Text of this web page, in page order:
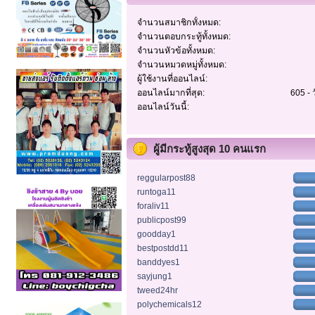
จำนวนสมาชิกทั้งหมด:
จำนวนตอบกระทู้ทั้งหมด:
จำนวนหัวข้อทั้งหมด:
จำนวนหมวดหมู่ทั้งหมด:
ผู้ใช้งานที่ออนไลน์:
ออนไลน์มากที่สุด:
605 -
ออนไลน์วันนี้:
ผู้มีกระทู้สูงสุด 10 คนแรก
reggularpost88
runtoga11
foraliv11
publicpost99
goodday1
bestpostdd11
banddyes1
sayjung1
tweed24hr
polychemicals12